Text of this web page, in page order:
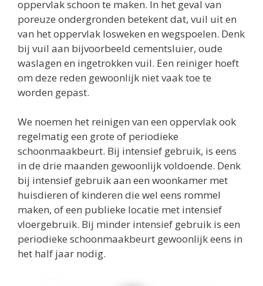
oppervlak schoon te maken. In het geval van
poreuze ondergronden betekent dat, vuil uit en
van het oppervlak losweken en wegspoelen. Denk
bij vuil aan bijvoorbeeld cementsluier, oude
waslagen en ingetrokken vuil. Een reiniger hoeft
om deze reden gewoonlijk niet vaak toe te
worden gepast.
We noemen het reinigen van een oppervlak ook
regelmatig een grote of periodieke
schoonmaakbeurt. Bij intensief gebruik, is eens
in de drie maanden gewoonlijk voldoende. Denk
bij intensief gebruik aan een woonkamer met
huisdieren of kinderen die wel eens rommel
maken, of een publieke locatie met intensief
vloergebruik. Bij minder intensief gebruik is een
periodieke schoonmaakbeurt gewoonlijk eens in
het half jaar nodig.